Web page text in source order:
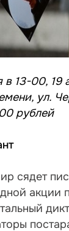
в 13-00, 19
ул.
рублей
сядет
акции